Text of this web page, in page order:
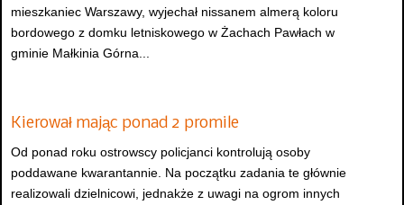
mieszkaniec Warszawy, wyjechał nissanem almerą koloru
bordowego z domku letniskowego w Żachach Pawłach w
gminie Małkinia Górna...
Kierował mając ponad 2 promile
Od ponad roku ostrowscy policjanci kontrolują osoby
poddawane kwarantannie. Na początku zadania te głównie
realizowali dzielnicowi, jednakże z uwagi na ogrom innych